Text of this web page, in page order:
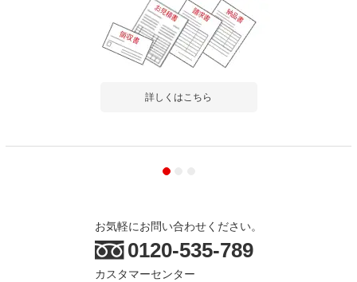
詳しくはこちら
お気軽にお問い合わせください。
0120-535-789
カスタマーセンター